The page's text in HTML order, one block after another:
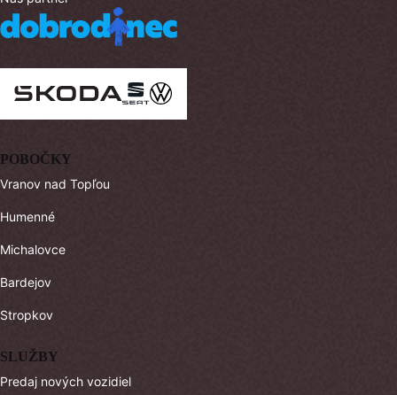
POBOČKY
Vranov nad Topľou
Humenné
Michalovce
Bardejov
Stropkov
SLUŽBY
Predaj nových vozidiel